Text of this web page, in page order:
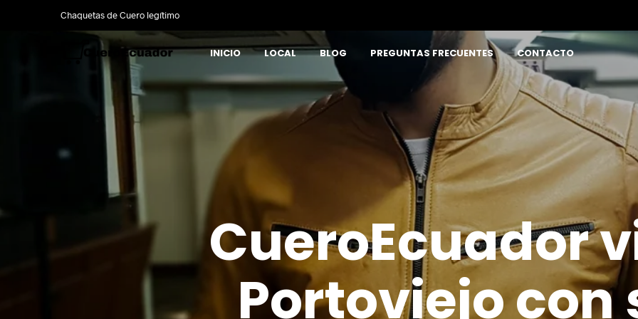
Chaquetas de Cuero legítimo
INICIO LOCAL BLOG PREGUNTAS FRECUENTES CONTACTO
CueroEcuador
Portoviejo con